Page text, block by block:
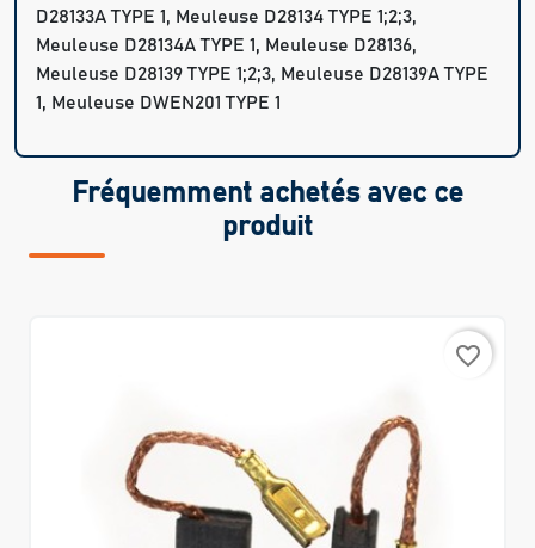
D28133A TYPE 1, Meuleuse D28134 TYPE 1;2;3,
Meuleuse D28134A TYPE 1, Meuleuse D28136,
Meuleuse D28139 TYPE 1;2;3, Meuleuse D28139A TYPE
1, Meuleuse DWEN201 TYPE 1
Fréquemment achetés avec ce
produit
favorite_border